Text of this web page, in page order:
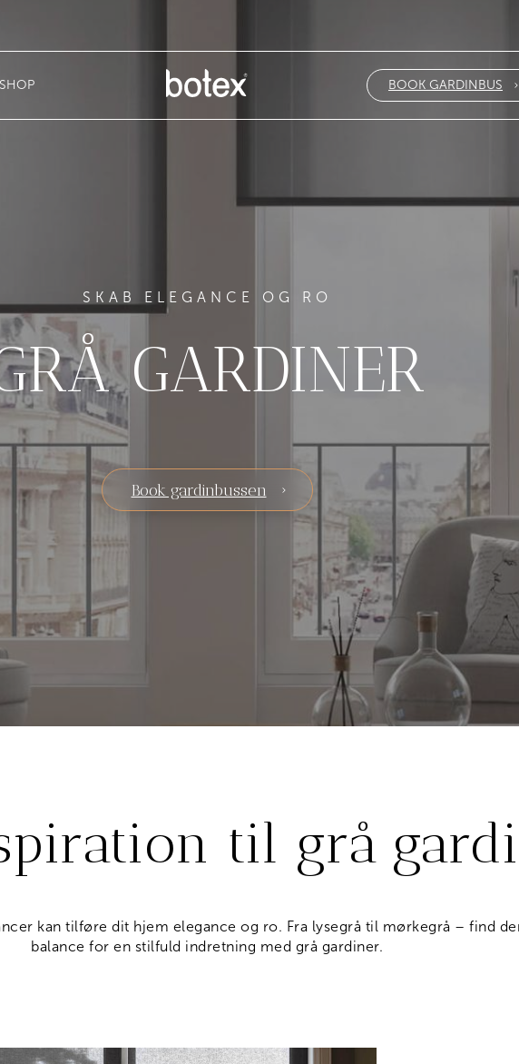
SHOP BOOK GARDINBUS
SKAB ELEGANCE OG RO
GARDINER
Book gardinbussen
til grå
kan tilføre dit hjem elegance og ro. Fra lysegrå til mørkegrå – find
balance for en stilfuld indretning med grå gardiner.